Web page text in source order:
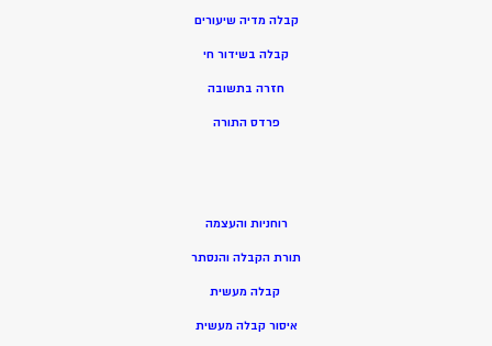
קבלה מדיה שיעורים
קבלה בשידור חי
חזרה בתשובה
פרדס התורה
רוחניות והעצמה
תורת הקבלה והנסתר
קבלה מעשית
איסור קבלה מעשית